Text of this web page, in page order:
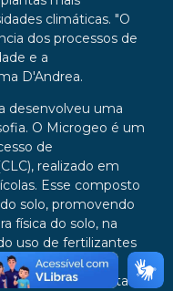
climáticas. "O
dos processos de
e a
D'Andrea.
desenvolveu uma
O Microgeo é um
de
realizado em
Esse composto
solo, promovendo
física do solo, na
uso de fertilizantes
eficiência
das plantas e